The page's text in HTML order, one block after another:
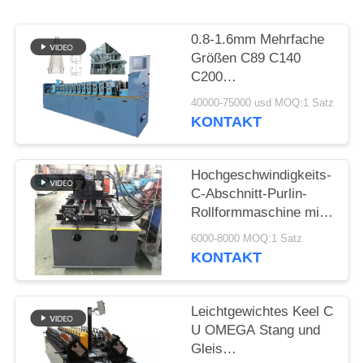
0.8-1.6mm Mehrfache
Größen C89 C140
C200
Leichtstahlrahmenmaschine
Leichtgabel
40000-75000 usd MOQ:1 Satz
KONTAKT
Hochgeschwindigkeits-
C-Abschnitt-Purlin-
Rollformmaschine mit
Kettenübertragung
6000-8000 MOQ:1 Satz
KONTAKT
Leichtgewichtes Keel C
U OMEGA Stang und
Gleis